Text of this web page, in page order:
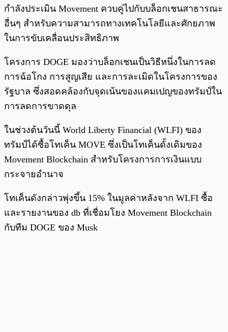
กำลังประเมิน Movement ควบคู่ไปกับบล็อกเชนสาธารณะ
อื่นๆ สำหรับความสามารถทางเทคโนโลยีและศักยภาพ
ในการขับเคลื่อนประสิทธิภาพ
โครงการ DOGE มองว่าบล็อกเชนเป็นวิธีหนึ่งในการลด
การฉ้อโกง การสูญเสีย และการละเมิดในโครงการของ
รัฐบาล ซึ่งสอดคล้องกับจุดเน้นของแคมเปญของทรัมป์ใน
การลดการขาดดุล
ในช่วงต้นวันนี้ World Liberty Financial (WLFI) ของ
ทรัมป์ได้ซื้อโทเค็น MOVE ซึ่งเป็นโทเค็นดั้งเดิมของ
Movement Blockchain สำหรับโครงการการเงินแบบ
กระจายอำนาจ
โทเค็นดังกล่าวพุ่งขึ้น 15% ในมูลค่าหลังจาก WLFI ซื้อ
และรายงานของ db ที่เชื่อมโยง Movement Blockchain
กับทีม DOGE ของ Musk